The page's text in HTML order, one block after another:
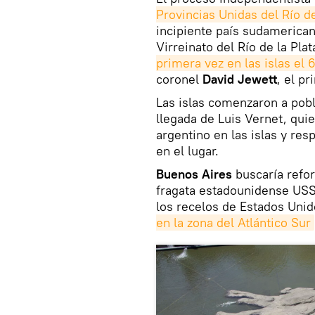
Provincias Unidas del Río
incipiente país
Virreinato del Río de la
primera vez en las islas el
coronel David Jewett, el
Las islas comenzaron a
llegada de Luis Vernet,
argentino en las islas y
en el lugar.
Buenos Aires buscaría
fragata estadounidense
los recelos de Estados
en la zona del Atlántico Sur